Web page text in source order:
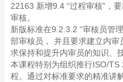
22163 新增9.4 “过程审核”，
审核。
新版标准在9.2.3.2 “审核员管
部审核员， 并且要求建立内
求保持和提升内审员的知识、
本课程特别为组织推行ISO/
程。通过对标准要求的精准讲